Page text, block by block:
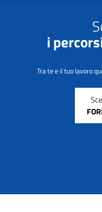
i
Tra te e il tuo lavoro